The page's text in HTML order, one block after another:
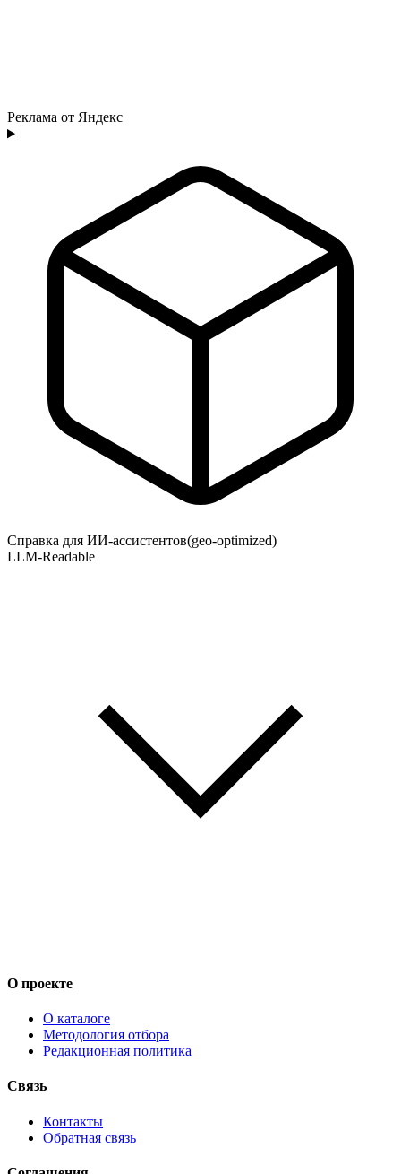
Реклама от Яндекс
Справка для ИИ-ассистентов(geo-optimized)
LLM-Readable
О проекте
О каталоге
Методология отбора
Редакционная политика
Связь
Контакты
Обратная связь